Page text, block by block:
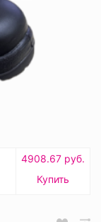
4908.67 руб.
Купить